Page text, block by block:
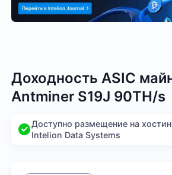
Доходность ASIC
Antminer S19J 90TH/s
Доступно размещение на
Intelion Data Systems